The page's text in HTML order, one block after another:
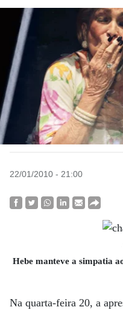
22/01/2010 - 21:00
Hebe manteve a simpatia
Na quarta-feira 20, a